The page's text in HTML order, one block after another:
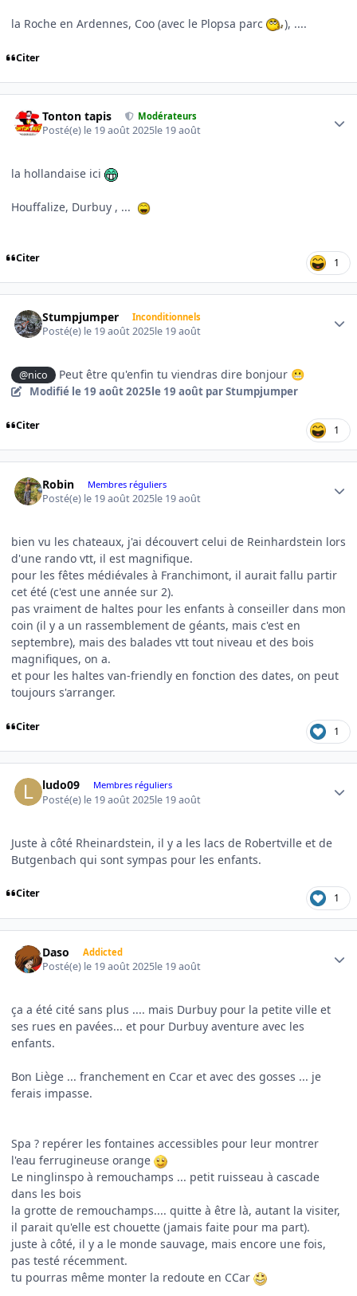
la Roche en Ardennes, Coo (avec le Plopsa parc ), ....
Citer
Tonton tapis Modérateurs
Posté(e) le 19 août 2025le 19 août
la hollandaise ici
Houffalize, Durbuy , ...
Citer 1
Stumpjumper Inconditionnels
Posté(e) le 19 août 2025le 19 août
@nico Peut être qu'enfin tu viendras dire bonjour 😬
Modifié le 19 août 2025 le 19 aoûtpar Stumpjumper
Citer 1
Robin Membres réguliers
Posté(e) le 19 août 2025le 19 août
bien vu les chateaux, j'ai découvert celui de Reinhardstein lors
d'une rando vtt, il est magnifique.
pour les fêtes médiévales à Franchimont, il aurait fallu partir
cet été (c'est une année sur 2).
pas vraiment de haltes pour les enfants à conseiller dans mon
coin (il y a un rassemblement de géants, mais c'est en
septembre), mais des balades vtt tout niveau et des bois
magnifiques, on a.
et pour les haltes van-friendly en fonction des dates, on peut
toujours s'arranger.
Citer 1
ludo09 Membres réguliers
Posté(e) le 19 août 2025le 19 août
Juste à côté Rheinardstein, il y a les lacs de Robertville et de
Butgenbach qui sont sympas pour les enfants.
Citer 1
Daso Addicted
Posté(e) le 19 août 2025le 19 août
ça a été cité sans plus .... mais Durbuy pour la petite ville et
ses rues en pavées... et pour Durbuy aventure avec les
enfants.
Bon Liège ... franchement en Ccar et avec des gosses ... je
ferais impasse.
Spa ? repérer les fontaines accessibles pour leur montrer
l'eau ferrugineuse orange
Le ninglinspo à remouchamps ... petit ruisseau à cascade
dans les bois
la grotte de remouchamps.... quitte à être là, autant la visiter,
il parait qu'elle est chouette (jamais faite pour ma part).
juste à côté, il y a le monde sauvage, mais encore une fois,
pas testé récemment.
tu pourras même monter la redoute en CCar